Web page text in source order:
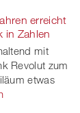
erreicht
in Zahlen
mit
Revolut zum
etwas